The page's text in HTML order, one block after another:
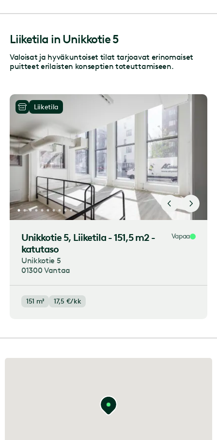
Liiketila in Unikkotie 5
Valoisat ja hyväkuntoiset tilat tarjoavat erinomaiset
puitteet erilaisten konseptien toteuttamiseen.
Liiketila
Unikkotie 5, Liiketila - 151,5 m2 -
katutaso
Vapaa
Unikkotie 5
01300 Vantaa
151 m² 17,5 €/kk